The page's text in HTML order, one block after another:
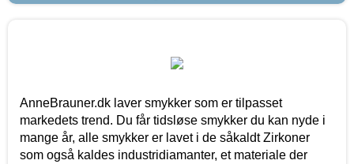
AnneBrauner.dk laver smykker som er tilpasset
markedets trend. Du får tidsløse smykker du kan nyde i
mange år, alle smykker er lavet i de såkaldt Zirkoner
som også kaldes industridiamanter, et materiale der